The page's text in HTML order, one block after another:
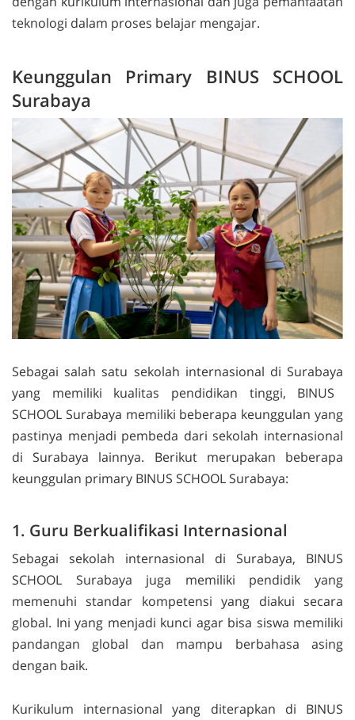
teknologi dalam proses belajar mengajar.
Keunggulan Primary BINUS SCHOOL
Surabaya
Sebagai salah satu sekolah internasional di Surabaya
yang memiliki kualitas pendidikan tinggi, BINUS
SCHOOL Surabaya memiliki beberapa keunggulan yang
pastinya menjadi pembeda dari sekolah internasional
di Surabaya lainnya. Berikut merupakan beberapa
keunggulan primary BINUS SCHOOL Surabaya:
1. Guru Berkualifikasi Internasional
Sebagai sekolah internasional di Surabaya, BINUS
SCHOOL Surabaya juga memiliki pendidik yang
memenuhi standar kompetensi yang diakui secara
global. Ini yang menjadi kunci agar bisa siswa memiliki
pandangan global dan mampu berbahasa asing
dengan baik.
Kurikulum internasional yang diterapkan di BINUS